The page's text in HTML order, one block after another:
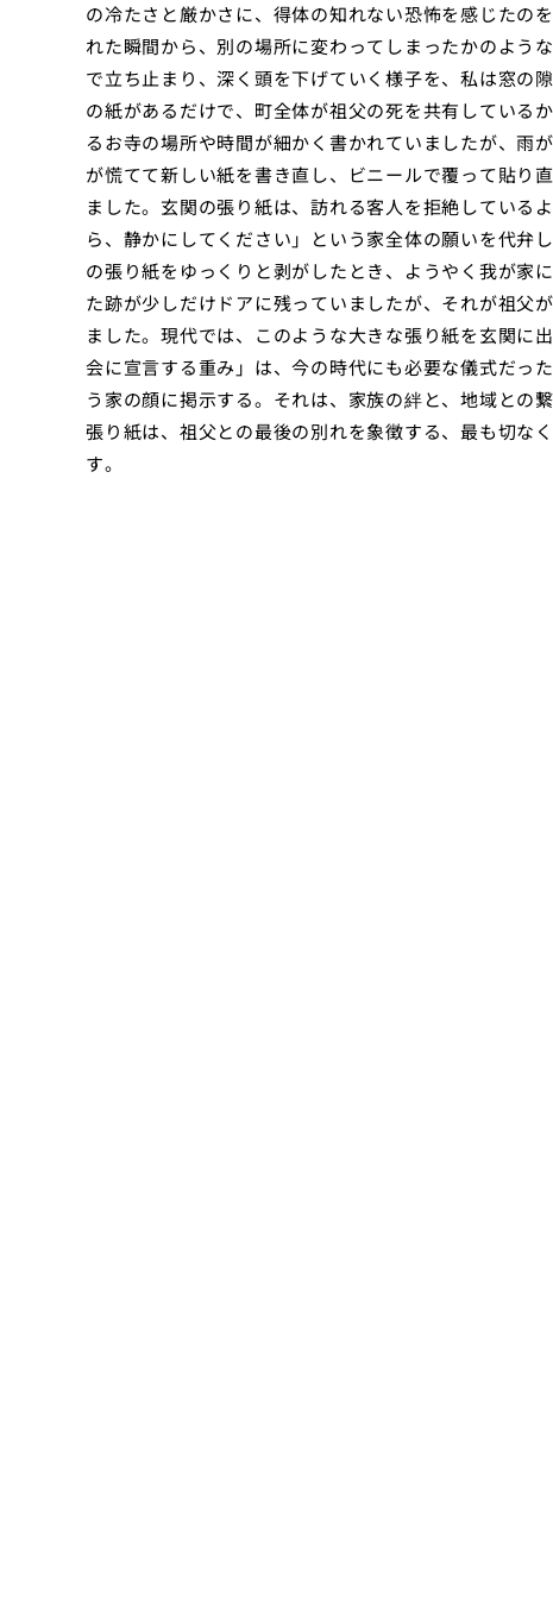
の冷たさと厳かさに、得体の知れない恐怖を感じたの
れた瞬間から、別の場所に変わってしまったかのよう
で立ち止まり、深く頭を下げていく様子を、私は窓の
の紙があるだけで、町全体が祖父の死を共有している
るお寺の場所や時間が細かく書かれていましたが、雨
が慌てて新しい紙を書き直し、ビニールで覆って貼り
ました。玄関の張り紙は、訪れる客人を拒絶している
ら、静かにしてください」という家全体の願いを代弁
の張り紙をゆっくりと剥がしたとき、ようやく我が家
た跡が少しだけドアに残っていましたが、それが祖父
ました。現代では、このような大きな張り紙を玄関に
会に宣言する重み」は、今の時代にも必要な儀式だっ
う家の顔に掲示する。それは、家族の絆と、地域との
張り紙は、祖父との最後の別れを象徴する、最も切な
す。